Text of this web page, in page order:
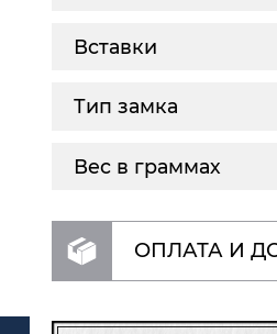
Вставки
Тип замка
Вес в граммах
ОПЛАТА И